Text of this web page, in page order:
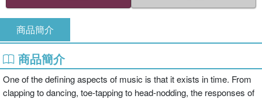
商品簡介
商品簡介
One of the defining aspects of music is that it exists in time. From
clapping to dancing, toe-tapping to head-nodding, the responses of